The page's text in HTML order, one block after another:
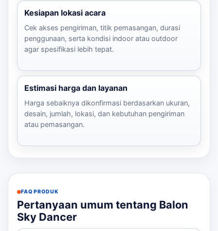
Kesiapan lokasi acara
Cek akses pengiriman, titik pemasangan, durasi
penggunaan, serta kondisi indoor atau outdoor
agar spesifikasi lebih tepat.
Estimasi harga dan layanan
Harga sebaiknya dikonfirmasi berdasarkan ukuran,
desain, jumlah, lokasi, dan kebutuhan pengiriman
atau pemasangan.
FAQ PRODUK
Pertanyaan umum tentang Balon
Sky Dancer